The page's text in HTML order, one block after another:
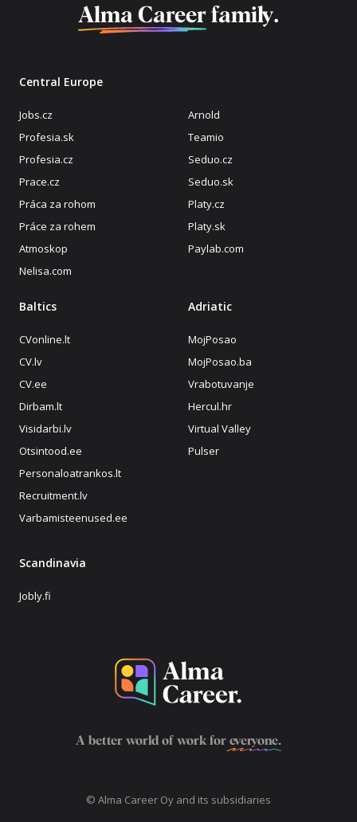
Alma Career family.
Central Europe
Jobs.cz
Profesia.sk
Profesia.cz
Prace.cz
Práca za rohom
Práce za rohem
Atmoskop
Nelisa.com
Arnold
Teamio
Seduo.cz
Seduo.sk
Platy.cz
Platy.sk
Paylab.com
Baltics
CVonline.lt
CV.lv
CV.ee
Dirbam.lt
Visidarbi.lv
Otsintood.ee
Personaloatrankos.lt
Recruitment.lv
Varbamisteenused.ee
Adriatic
MojPosao
MojPosao.ba
Vrabotuvanje
Hercul.hr
Virtual Valley
Pulser
Scandinavia
Jobly.fi
A better world of work for everyone.
© Alma Career Oy and its subsidiaries